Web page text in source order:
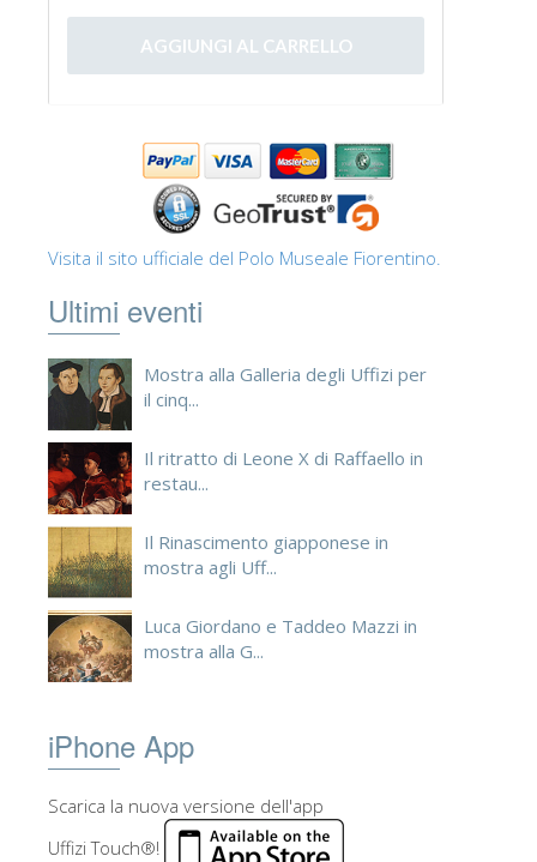
Visita il sito ufficiale del Polo Museale Fiorentino.
Ultimi eventi
Mostra alla Galleria degli Uffizi per
il cinq...
Il ritratto di Leone X di Raffaello in
restau...
Il Rinascimento giapponese in
mostra agli Uff...
Luca Giordano e Taddeo Mazzi in
mostra alla G...
iPhone App
Scarica la nuova versione dell'app
Uffizi Touch®!